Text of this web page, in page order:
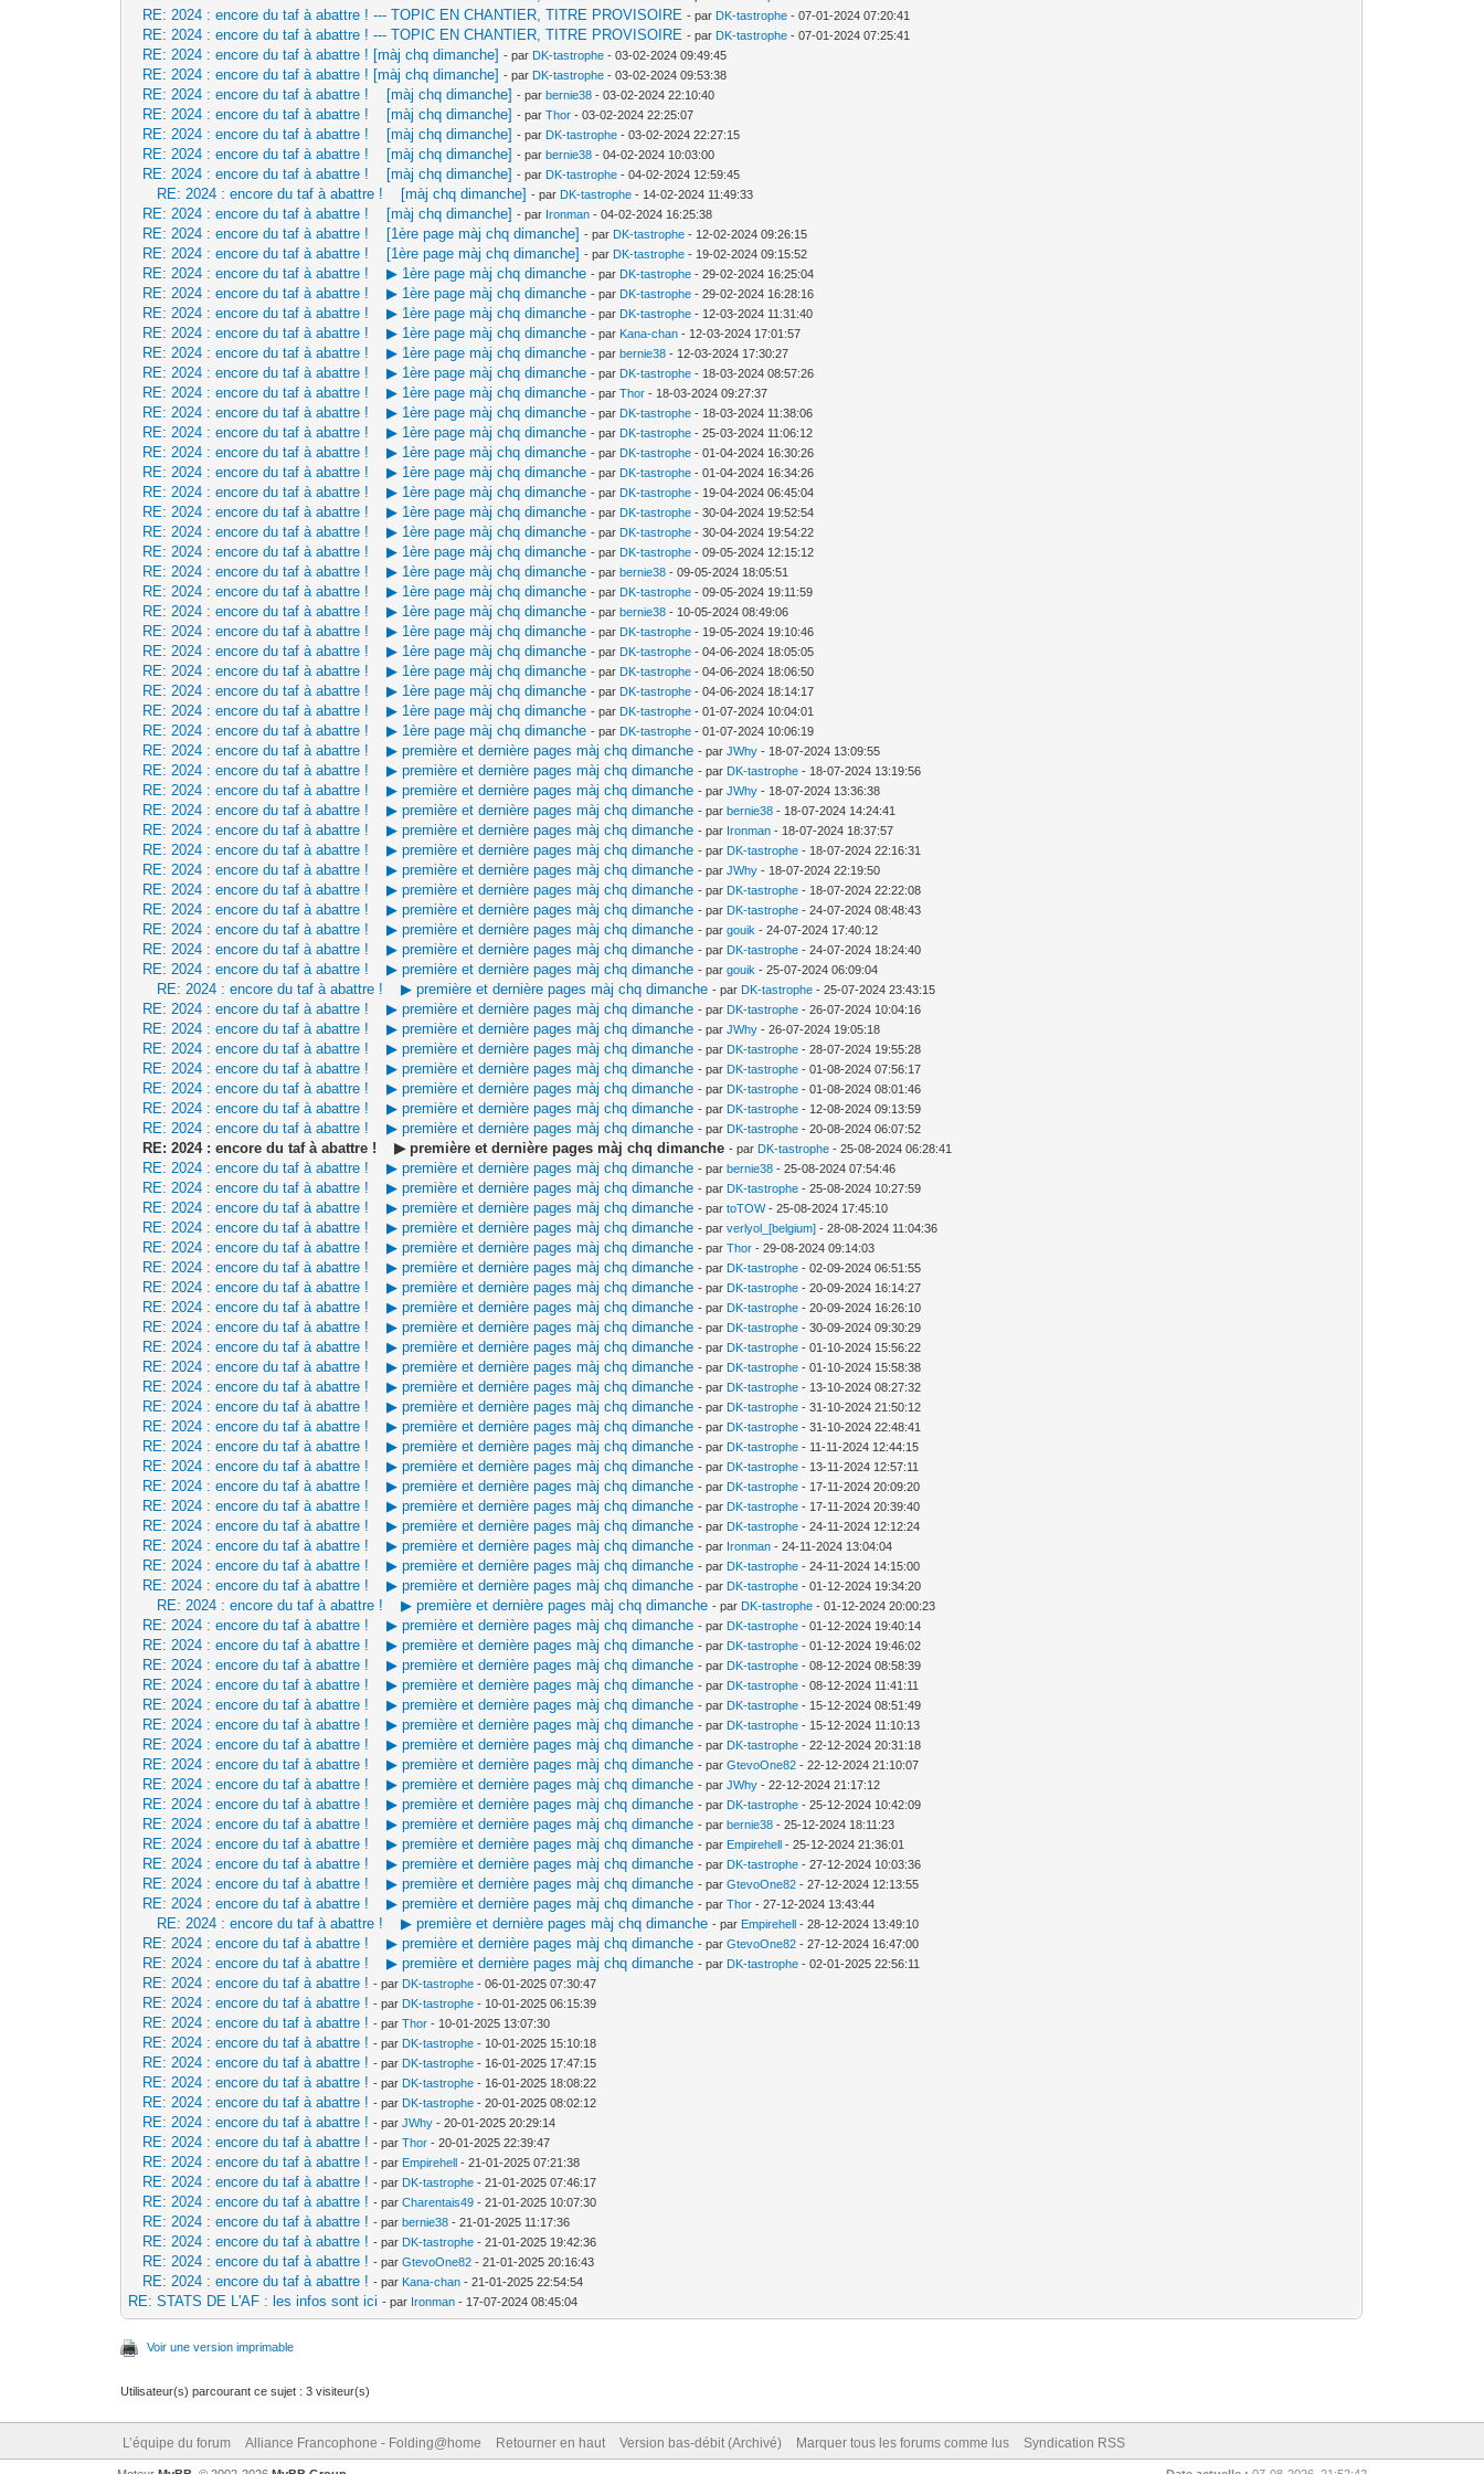
RE: 2024 : encore du taf à abattre ! --- TOPIC EN CHANTIER, TITRE PROVISOIRE - par DK-tastrophe - 07-01-2024 07:20:41
RE: 2024 : encore du taf à abattre ! --- TOPIC EN CHANTIER, TITRE PROVISOIRE - par DK-tastrophe - 07-01-2024 07:25:41
RE: 2024 : encore du taf à abattre ! [màj chq dimanche] - par DK-tastrophe - 03-02-2024 09:49:45
RE: 2024 : encore du taf à abattre ! [màj chq dimanche] - par DK-tastrophe - 03-02-2024 09:53:38
RE: 2024 : encore du taf à abattre ! [màj chq dimanche] - parbernie38 - 03-02-2024 22:10:40
RE: 2024 : encore du taf à abattre ! [màj chq dimanche] - parThor - 03-02-2024 22:25:07
RE: 2024 : encore du taf à abattre ! [màj chq dimanche] - par DK-tastrophe - 03-02-2024 22:27:15
RE: 2024 : encore du taf à abattre ! [màj chq dimanche] - parbernie38 - 04-02-2024 10:03:00
RE: 2024 : encore du taf à abattre ! [màj chq dimanche] - par DK-tastrophe - 04-02-2024 12:59:45
RE: 2024 : encore du taf à abattre ! [màj chq dimanche] - par DK-tastrophe - 14-02-2024 11:49:33
RE: 2024 : encore du taf à abattre ! [màj chq dimanche] - par Ironman - 04-02-2024 16:25:38
RE: 2024 : encore du taf à abattre ! [1ère page màj chq dimanche] - par DK-tastrophe - 12-02-2024 09:26:15
RE: 2024 : encore du taf à abattre ! [1ère page màj chq dimanche] - par DK-tastrophe - 19-02-2024 09:15:52
RE: 2024 : encore du taf à abattre ! ▶ 1ère page màj chq dimanche - par DK-tastrophe - 29-02-2024 16:25:04
RE: 2024 : encore du taf à abattre ! ▶ 1ère page màj chq dimanche - par DK-tastrophe - 29-02-2024 16:28:16
RE: 2024 : encore du taf à abattre ! ▶ 1ère page màj chq dimanche - par DK-tastrophe - 12-03-2024 11:31:40
RE: 2024 : encore du taf à abattre ! ▶ 1ère page màj chq dimanche - par Kana-chan - 12-03-2024 17:01:57
RE: 2024 : encore du taf à abattre ! ▶ 1ère page màj chq dimanche - parbernie38 - 12-03-2024 17:30:27
RE: 2024 : encore du taf à abattre ! ▶ 1ère page màj chq dimanche - par DK-tastrophe - 18-03-2024 08:57:26
RE: 2024 : encore du taf à abattre ! ▶ 1ère page màj chq dimanche - parThor - 18-03-2024 09:27:37
RE: 2024 : encore du taf à abattre ! ▶ 1ère page màj chq dimanche - par DK-tastrophe - 18-03-2024 11:38:06
RE: 2024 : encore du taf à abattre ! ▶ 1ère page màj chq dimanche - par DK-tastrophe - 25-03-2024 11:06:12
RE: 2024 : encore du taf à abattre ! ▶ 1ère page màj chq dimanche - par DK-tastrophe - 01-04-2024 16:30:26
RE: 2024 : encore du taf à abattre ! ▶ 1ère page màj chq dimanche - par DK-tastrophe - 01-04-2024 16:34:26
RE: 2024 : encore du taf à abattre ! ▶ 1ère page màj chq dimanche - par DK-tastrophe - 19-04-2024 06:45:04
RE: 2024 : encore du taf à abattre ! ▶ 1ère page màj chq dimanche - par DK-tastrophe - 30-04-2024 19:52:54
RE: 2024 : encore du taf à abattre ! ▶ 1ère page màj chq dimanche - par DK-tastrophe - 30-04-2024 19:54:22
RE: 2024 : encore du taf à abattre ! ▶ 1ère page màj chq dimanche - par DK-tastrophe - 09-05-2024 12:15:12
RE: 2024 : encore du taf à abattre ! ▶ 1ère page màj chq dimanche - parbernie38 - 09-05-2024 18:05:51
RE: 2024 : encore du taf à abattre ! ▶ 1ère page màj chq dimanche - par DK-tastrophe - 09-05-2024 19:11:59
RE: 2024 : encore du taf à abattre ! ▶ 1ère page màj chq dimanche - parbernie38 - 10-05-2024 08:49:06
RE: 2024 : encore du taf à abattre ! ▶ 1ère page màj chq dimanche - par DK-tastrophe - 19-05-2024 19:10:46
RE: 2024 : encore du taf à abattre ! ▶ 1ère page màj chq dimanche - par DK-tastrophe - 04-06-2024 18:05:05
RE: 2024 : encore du taf à abattre ! ▶ 1ère page màj chq dimanche - par DK-tastrophe - 04-06-2024 18:06:50
RE: 2024 : encore du taf à abattre ! ▶ 1ère page màj chq dimanche - par DK-tastrophe - 04-06-2024 18:14:17
RE: 2024 : encore du taf à abattre ! ▶ 1ère page màj chq dimanche - par DK-tastrophe - 01-07-2024 10:04:01
RE: 2024 : encore du taf à abattre ! ▶ 1ère page màj chq dimanche - par DK-tastrophe - 01-07-2024 10:06:19
RE: 2024 : encore du taf à abattre ! ▶ première et dernière pages màj chq dimanche - parJWhy - 18-07-2024 13:09:55
RE: 2024 : encore du taf à abattre ! ▶ première et dernière pages màj chq dimanche - par DK-tastrophe - 18-07-2024 13:19:56
RE: 2024 : encore du taf à abattre ! ▶ première et dernière pages màj chq dimanche - parJWhy - 18-07-2024 13:36:38
RE: 2024 : encore du taf à abattre ! ▶ première et dernière pages màj chq dimanche - parbernie38 - 18-07-2024 14:24:41
RE: 2024 : encore du taf à abattre ! ▶ première et dernière pages màj chq dimanche - par Ironman - 18-07-2024 18:37:57
RE: 2024 : encore du taf à abattre ! ▶ première et dernière pages màj chq dimanche - par DK-tastrophe - 18-07-2024 22:16:31
RE: 2024 : encore du taf à abattre ! ▶ première et dernière pages màj chq dimanche - parJWhy - 18-07-2024 22:19:50
RE: 2024 : encore du taf à abattre ! ▶ première et dernière pages màj chq dimanche - par DK-tastrophe - 18-07-2024 22:22:08
RE: 2024 : encore du taf à abattre ! ▶ première et dernière pages màj chq dimanche - par DK-tastrophe - 24-07-2024 08:48:43
RE: 2024 : encore du taf à abattre ! ▶ première et dernière pages màj chq dimanche - pargouik - 24-07-2024 17:40:12
RE: 2024 : encore du taf à abattre ! ▶ première et dernière pages màj chq dimanche - par DK-tastrophe - 24-07-2024 18:24:40
RE: 2024 : encore du taf à abattre ! ▶ première et dernière pages màj chq dimanche - pargouik - 25-07-2024 06:09:04
RE: 2024 : encore du taf à abattre ! ▶ première et dernière pages màj chq dimanche - par DK-tastrophe - 25-07-2024 23:43:15
RE: 2024 : encore du taf à abattre ! ▶ première et dernière pages màj chq dimanche - par DK-tastrophe - 26-07-2024 10:04:16
RE: 2024 : encore du taf à abattre ! ▶ première et dernière pages màj chq dimanche - parJWhy - 26-07-2024 19:05:18
RE: 2024 : encore du taf à abattre ! ▶ première et dernière pages màj chq dimanche - par DK-tastrophe - 28-07-2024 19:55:28
RE: 2024 : encore du taf à abattre ! ▶ première et dernière pages màj chq dimanche - par DK-tastrophe - 01-08-2024 07:56:17
RE: 2024 : encore du taf à abattre ! ▶ première et dernière pages màj chq dimanche - par DK-tastrophe - 01-08-2024 08:01:46
RE: 2024 : encore du taf à abattre ! ▶ première et dernière pages màj chq dimanche - par DK-tastrophe - 12-08-2024 09:13:59
RE: 2024 : encore du taf à abattre ! ▶ première et dernière pages màj chq dimanche - par DK-tastrophe - 20-08-2024 06:07:52
RE: 2024 : encore du taf à abattre ! ▶ première et dernière pages màj chq dimanche - par DK-tastrophe - 25-08-2024 06:28:41
RE: 2024 : encore du taf à abattre ! ▶ première et dernière pages màj chq dimanche - parbernie38 - 25-08-2024 07:54:46
RE: 2024 : encore du taf à abattre ! ▶ première et dernière pages màj chq dimanche - par DK-tastrophe - 25-08-2024 10:27:59
RE: 2024 : encore du taf à abattre ! ▶ première et dernière pages màj chq dimanche - partoTOW- 25-08-2024 17:45:10
RE: 2024 : encore du taf à abattre ! ▶ première et dernière pages màj chq dimanche - parverlyol_[belgium] - 28-08-2024 11:04:36
RE: 2024 : encore du taf à abattre ! ▶ première et dernière pages màj chq dimanche - parThor - 29-08-2024 09:14:03
RE: 2024 : encore du taf à abattre ! ▶ première et dernière pages màj chq dimanche - par DK-tastrophe - 02-09-2024 06:51:55
RE: 2024 : encore du taf à abattre ! ▶ première et dernière pages màj chq dimanche - par DK-tastrophe - 20-09-2024 16:14:27
RE: 2024 : encore du taf à abattre ! ▶ première et dernière pages màj chq dimanche - par DK-tastrophe - 20-09-2024 16:26:10
RE: 2024 : encore du taf à abattre ! ▶ première et dernière pages màj chq dimanche - par DK-tastrophe - 30-09-2024 09:30:29
RE: 2024 : encore du taf à abattre ! ▶ première et dernière pages màj chq dimanche - par DK-tastrophe - 01-10-2024 15:56:22
RE: 2024 : encore du taf à abattre ! ▶ première et dernière pages màj chq dimanche - par DK-tastrophe - 01-10-2024 15:58:38
RE: 2024 : encore du taf à abattre ! ▶ première et dernière pages màj chq dimanche - par DK-tastrophe - 13-10-2024 08:27:32
RE: 2024 : encore du taf à abattre ! ▶ première et dernière pages màj chq dimanche - par DK-tastrophe - 31-10-2024 21:50:12
RE: 2024 : encore du taf à abattre ! ▶ première et dernière pages màj chq dimanche - par DK-tastrophe - 31-10-2024 22:48:41
RE: 2024 : encore du taf à abattre ! ▶ première et dernière pages màj chq dimanche - par DK-tastrophe - 11-11-2024 12:44:15
RE: 2024 : encore du taf à abattre ! ▶ première et dernière pages màj chq dimanche - par DK-tastrophe - 13-11-2024 12:57:11
RE: 2024 : encore du taf à abattre ! ▶ première et dernière pages màj chq dimanche - par DK-tastrophe - 17-11-2024 20:09:20
RE: 2024 : encore du taf à abattre ! ▶ première et dernière pages màj chq dimanche - par DK-tastrophe - 17-11-2024 20:39:40
RE: 2024 : encore du taf à abattre ! ▶ première et dernière pages màj chq dimanche - par DK-tastrophe - 24-11-2024 12:12:24
RE: 2024 : encore du taf à abattre ! ▶ première et dernière pages màj chq dimanche - par Ironman - 24-11-2024 13:04:04
RE: 2024 : encore du taf à abattre ! ▶ première et dernière pages màj chq dimanche - par DK-tastrophe - 24-11-2024 14:15:00
RE: 2024 : encore du taf à abattre ! ▶ première et dernière pages màj chq dimanche - par DK-tastrophe - 01-12-2024 19:34:20
RE: 2024 : encore du taf à abattre ! ▶ première et dernière pages màj chq dimanche - par DK-tastrophe - 01-12-2024 20:00:23
RE: 2024 : encore du taf à abattre ! ▶ première et dernière pages màj chq dimanche - par DK-tastrophe - 01-12-2024 19:40:14
RE: 2024 : encore du taf à abattre ! ▶ première et dernière pages màj chq dimanche - par DK-tastrophe - 01-12-2024 19:46:02
RE: 2024 : encore du taf à abattre ! ▶ première et dernière pages màj chq dimanche - par DK-tastrophe - 08-12-2024 08:58:39
RE: 2024 : encore du taf à abattre ! ▶ première et dernière pages màj chq dimanche - par DK-tastrophe - 08-12-2024 11:41:11
RE: 2024 : encore du taf à abattre ! ▶ première et dernière pages màj chq dimanche - par DK-tastrophe - 15-12-2024 08:51:49
RE: 2024 : encore du taf à abattre ! ▶ première et dernière pages màj chq dimanche - par DK-tastrophe - 15-12-2024 11:10:13
RE: 2024 : encore du taf à abattre ! ▶ première et dernière pages màj chq dimanche - par DK-tastrophe - 22-12-2024 20:31:18
RE: 2024 : encore du taf à abattre ! ▶ première et dernière pages màj chq dimanche - parGtevoOne82 - 22-12-2024 21:10:07
RE: 2024 : encore du taf à abattre ! ▶ première et dernière pages màj chq dimanche - parJWhy - 22-12-2024 21:17:12
RE: 2024 : encore du taf à abattre ! ▶ première et dernière pages màj chq dimanche - par DK-tastrophe - 25-12-2024 10:42:09
RE: 2024 : encore du taf à abattre ! ▶ première et dernière pages màj chq dimanche - parbernie38 - 25-12-2024 18:11:23
RE: 2024 : encore du taf à abattre ! ▶ première et dernière pages màj chq dimanche - par Empirehell - 25-12-2024 21:36:01
RE: 2024 : encore du taf à abattre ! ▶ première et dernière pages màj chq dimanche - par DK-tastrophe - 27-12-2024 10:03:36
RE: 2024 : encore du taf à abattre ! ▶ première et dernière pages màj chq dimanche - parGtevoOne82 - 27-12-2024 12:13:55
RE: 2024 : encore du taf à abattre ! ▶ première et dernière pages màj chq dimanche - parThor - 27-12-2024 13:43:44
RE: 2024 : encore du taf à abattre ! ▶ première et dernière pages màj chq dimanche - par Empirehell - 28-12-2024 13:49:10
RE: 2024 : encore du taf à abattre ! ▶ première et dernière pages màj chq dimanche - parGtevoOne82 - 27-12-2024 16:47:00
RE: 2024 : encore du taf à abattre ! ▶ première et dernière pages màj chq dimanche - par DK-tastrophe - 02-01-2025 22:56:11
RE: 2024 : encore du taf à abattre ! - par DK-tastrophe - 06-01-2025 07:30:47
RE: 2024 : encore du taf à abattre ! - par DK-tastrophe - 10-01-2025 06:15:39
RE: 2024 : encore du taf à abattre ! - parThor - 10-01-2025 13:07:30
RE: 2024 : encore du taf à abattre ! - par DK-tastrophe - 10-01-2025 15:10:18
RE: 2024 : encore du taf à abattre ! - par DK-tastrophe - 16-01-2025 17:47:15
RE: 2024 : encore du taf à abattre ! - par DK-tastrophe - 16-01-2025 18:08:22
RE: 2024 : encore du taf à abattre ! - par DK-tastrophe - 20-01-2025 08:02:12
RE: 2024 : encore du taf à abattre ! - parJWhy - 20-01-2025 20:29:14
RE: 2024 : encore du taf à abattre ! - parThor - 20-01-2025 22:39:47
RE: 2024 : encore du taf à abattre ! - par Empirehell - 21-01-2025 07:21:38
RE: 2024 : encore du taf à abattre ! - par DK-tastrophe - 21-01-2025 07:46:17
RE: 2024 : encore du taf à abattre ! - parCharentais49 - 21-01-2025 10:07:30
RE: 2024 : encore du taf à abattre ! - parbernie38 - 21-01-2025 11:17:36
RE: 2024 : encore du taf à abattre ! - par DK-tastrophe - 21-01-2025 19:42:36
RE: 2024 : encore du taf à abattre ! - parGtevoOne82 - 21-01-2025 20:16:43
RE: 2024 : encore du taf à abattre ! - par Kana-chan - 21-01-2025 22:54:54
RE: STATS DE L'AF : les infos sont ici - par Ironman - 17-07-2024 08:45:04
Voir une version imprimable
Utilisateur(s) parcourant ce sujet : 3 visiteur(s)
L’équipe du forum Alliance Francophone - Folding@home Retourner en haut Version bas-débit (Archivé) Marquer tous les forums comme lus Syndication RSS